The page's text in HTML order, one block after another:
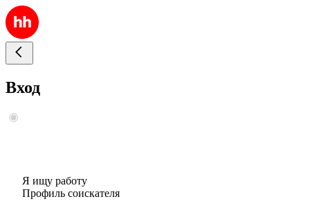
Вход
Я ищу работу
Профиль соискателя